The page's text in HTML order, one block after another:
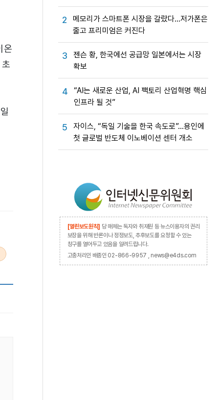
2
메모리가 스마트폰 시장을 갈랐다…저가폰은
줄고 프리미엄은 커진다
3
젠슨 황, 한국에선 공급망 일본에서는 시장
확보
4
“AI는 새로운 산업, AI 팩토리 산업혁명 핵심
인프라 될 것”
5
자이스, “독일 기술을 한국 속도로”…용인에
첫 글로벌 반도체 이노베이션 센터 개소
[열린보도원칙] 당 매체는 독자와 취재원 등 뉴스이용자의 권리
보장을 위해 반론이나 정정보도, 추후보도를 요청할 수 있는
창구를 열어두고 있음을 알려드립니다.
고충처리인 배종인 02-866-9957 , news@e4ds.com